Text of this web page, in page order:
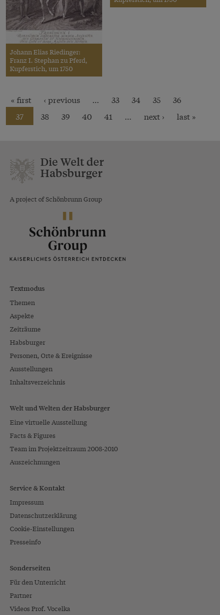
Johann Elias Riedinger:
Franz I. Stephan zu Pferd,
Kupferstich, um 1750
« first ‹ previous … 33 34 35
36
37
38 39 40 41 … next › last »
Die Welt der
Habsburger
A project of Schönbrunn Group
Textmodus
Themen
Aspekte
Zeiträume
Habsburger
Personen, Orte & Ereignisse
Ausstellungen
Inhaltsverzeichnis
Welt und Welten der Habsburger
Eine virtuelle Ausstellung
Facts & Figures
Team im Projektzeitraum 2008-2010
Auszeichnungen
Service & Kontakt
Impressum
Datenschutzerklärung
Cookie-Einstellungen
Presseinfo
Sonderseiten
Für den Unterricht
Partner
Videos Prof. Vocelka